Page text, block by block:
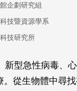
企劃研究組
技暨資源學系
技研究所
新型急性病毒、
。從生物體中尋